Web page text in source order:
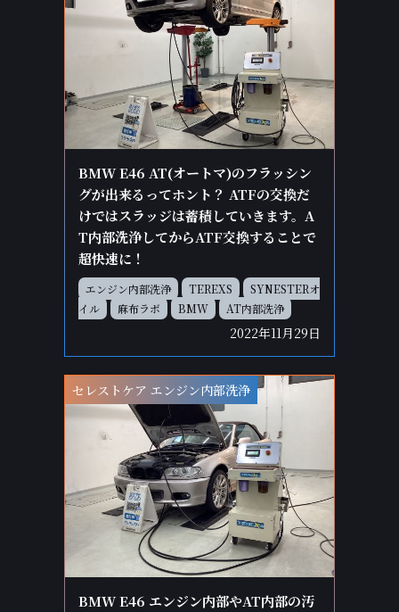
BMW E46 AT(オートマ)のフラッシン
グが出来るってホント？ ATFの交換だ
けではスラッジは蓄積していきます。A
T内部洗浄してからATF交換することで
超快速に！
エンジン内部洗浄 TEREXS
SYNESTERオ
イル
麻布ラボ BMW AT内部洗浄
2022年11月29日
セレストケア エンジン内部洗浄
BMW E46 エンジン内部やAT内部の汚